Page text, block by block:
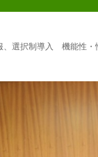
、選択制導入 機能性・